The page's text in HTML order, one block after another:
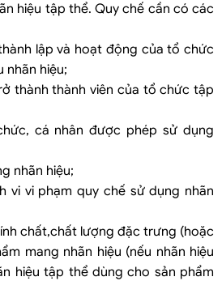
hiệu tập thể. Quy chế cần có các
lập và hoạt động của tổ chức
nhãn hiệu;
thành thành viên của tổ chức tập
cá nhân được phép sử dụng
nhãn hiệu;
vi vi phạm quy chế sử dụng nhãn
chất,chất lượng đặc trưng (hoặc
mang nhãn hiệu (nếu nhãn hiệu
hiệu tập thể dùng cho sản phẩm